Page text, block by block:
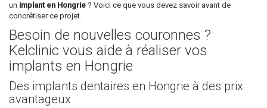
un implant en Hongrie ? Voici ce que vous devez savoir avant de
concrétiser ce projet.
Besoin de nouvelles couronnes ?
Kelclinic vous aide à réaliser vos
implants en Hongrie
Des implants dentaires en Hongrie à des prix
avantageux